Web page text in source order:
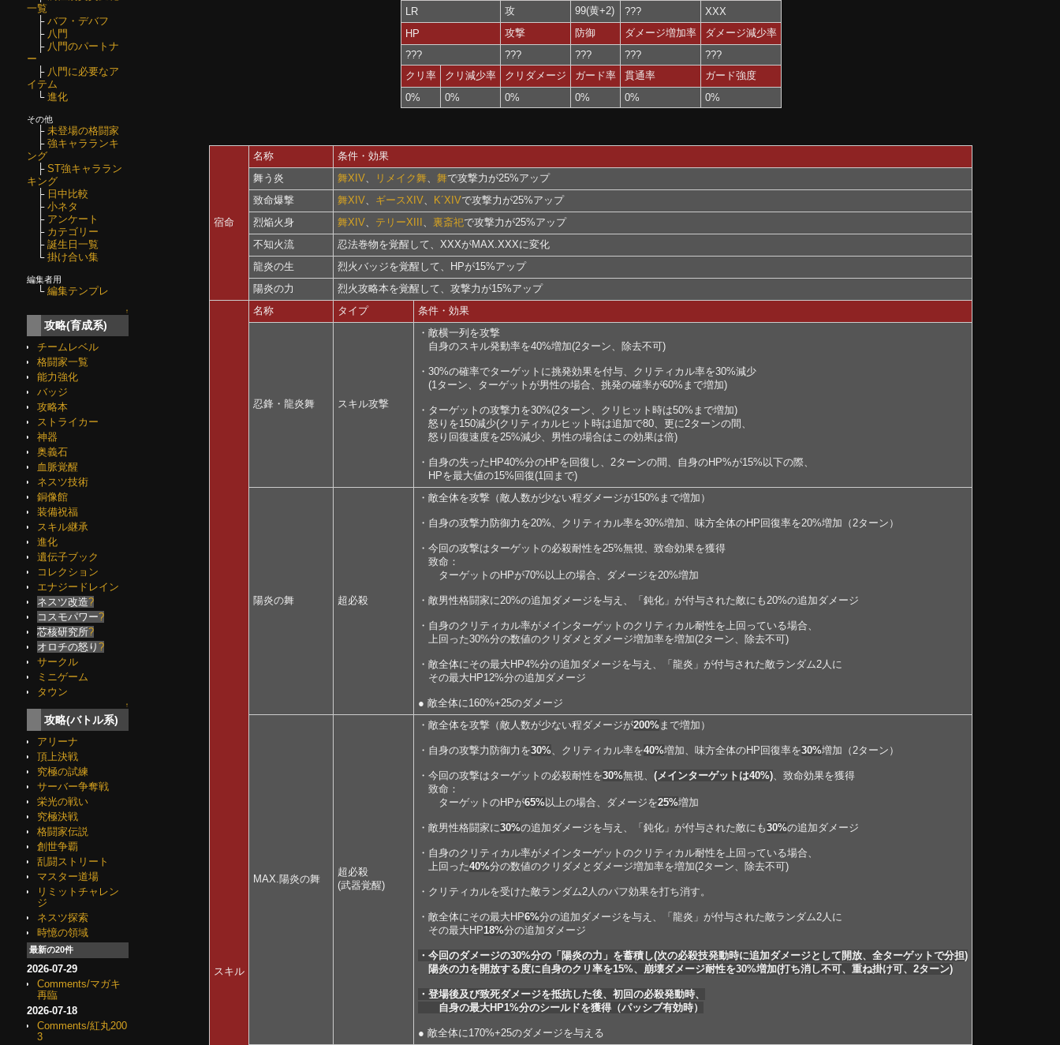
一覧
├ バフ・デバフ
├ 八門
├ 八門のパートナ
ー
├ 八門に必要なア
イテム
└ 進化
その他
├ 未登場の格闘家
├ 強キャラランキ
ング
├ ST強キャララン
キング
├ 日中比較
├ 小ネタ
├ アンケート
├ カテゴリー
├ 誕生日一覧
└ 掛け合い集
編集者用
└ 編集テンプレ
↑
攻略(育成系)
チームレベル
格闘家一覧
能力強化
バッジ
攻略本
ストライカー
神器
奥義石
血脈覚醒
ネスツ技術
銅像館
装備祝福
スキル継承
進化
遺伝子ブック
コレクション
エナジードレイン
ネスツ改造?
コスモパワー?
芯核研究所?
オロチの怒り ?
サークル
ミニゲーム
タウン
↑
攻略(バトル系)
アリーナ
頂上決戦
究極の試練
サーバー争奪戦
栄光の戦い
究極決戦
格闘家伝説
創世争覇
乱闘ストリート
マスター道場
リミットチャレン
ジ
ネスツ探索
時憶の領域
最新の20件
2026-07-29
Comments/マガキ
再臨
2026-07-18
Comments/紅丸200
3
LR
攻 99(黄+2) ???
XXX
HP
攻撃 防御 ダメージ増加率
ダメージ減少率
???
??? ??? ???
???
クリ率
クリ減少率 クリダメージ ガード率 貫通率
ガード強度
0%
0% 0% 0% 0% 0%
宿命
名称
条件・効果
舞う炎
舞XIV リメイク舞 、舞で攻撃力が25%アップ
致命爆撃
舞XIV ギースXIV K´XIVで攻撃力が25%アップ
烈焔火身
舞XIV テリーXIII 裏斎祀で攻撃力が25%アップ
不知火流
忍法巻物を覚醒して、XXXがMAX.XXXに変化
龍炎の生
烈火バッジを覚醒して、HPが15%アップ
陽炎の力
烈火攻略本を覚醒して、攻撃力が15%アップ
スキル
名称 タイプ 条件・効果
忍鋒・龍炎舞 スキル攻撃
・敵横一列を攻撃
自身のスキル発動率を40%増加(2ターン、除去不可)
・30%の確率でターゲットに挑発効果を付与、クリティカル率を30%減少
(1ターン、ターゲットが男性の場合、挑発の確率が60%まで増加)
・ターゲットの攻撃力を30%(2ターン、クリヒット時は50%まで増加)
怒りを150減少(クリティカルヒット時は追加で80、更に2ターンの間、
怒り回復速度を25%減少、男性の場合はこの効果は倍)
・自身の失ったHP40%分のHPを回復し、2ターンの間、自身のHP%が15%以下の際、
HPを最大値の15%回復(1回まで)
陽炎の舞 超必殺
・敵全体を攻撃（敵人数が少ない程ダメージが150%まで増加）
・自身の攻撃力防御力を20%、クリティカル率を30%増加、味方全体のHP回復率を20%増加（2ターン）
・今回の攻撃はターゲットの必殺耐性を25%無視、致命効果を獲得
致命：
ターゲットのHPが70%以上の場合、ダメージを20%増加
・敵男性格闘家に20%の追加ダメージを与え、「鈍化」が付与された敵にも20%の追加ダメージ
・自身のクリティカル率がメインターゲットのクリティカル耐性を上回っている場合、
上回った30%分の数値のクリダメとダメージ増加率を増加(2ターン、除去不可)
・敵全体にその最大HP4%分の追加ダメージを与え、「龍炎」が付与された敵ランダム2人に
その最大HP12%分の追加ダメージ
● 敵全体に160%+25のダメージ
MAX.陽炎の舞
超必殺
(武器覚醒)
・敵全体を攻撃（敵人数が少ない程ダメージが200% まで増加）
・自身の攻撃力防御力を30% 、クリティカル率を40%増加、味方全体のHP回復率を30%増加（2ターン）
・今回の攻撃はターゲットの必殺耐性を30%無視、(メインターゲットは40%) 、致命効果を獲得
致命：
ターゲットのHPが65%以上の場合、ダメージを25%増加
・敵男性格闘家に30%の追加ダメージを与え、「鈍化」が付与された敵にも30%の追加ダメージ
・自身のクリティカル率がメインターゲットのクリティカル耐性を上回っている場合、
上回った40%分の数値のクリダメとダメージ増加率を増加(2ターン、除去不可)
・クリティカルを受けた敵ランダム2人のパフ効果を打ち消す。
・敵全体にその最大HP6%分の追加ダメージを与え、「龍炎」が付与された敵ランダム2人に
その最大HP18%分の追加ダメージ
・今回のダメージの30%分の「陽炎の力」を蓄積し(次の必殺技発動時に追加ダメージとして開放、全ターゲットで分担)
陽炎の力を開放する度に自身のクリ率を15%、崩壊ダメージ耐性を30%増加(打ち消し不可、重ね掛け可、2ターン)
・登場後及び致死ダメージを抵抗した後、初回の必殺発動時、
自身の最大HP1%分のシールドを獲得（パッシブ有効時）
● 敵全体に170%+25のダメージを与える